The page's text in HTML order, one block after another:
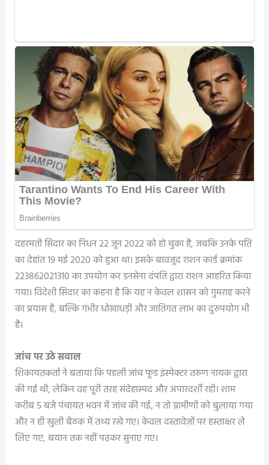
दहरमती सिदार का निधन 22 जून 2022 को हो चुका है, जबकि उनके पति
का देहांत 19 मई 2020 को हुआ था। इसके बावजूद राशन कार्ड क्रमांक
223862021310 का उपयोग कर डनसेना दंपति द्वारा राशन आहरित किया
गया। विदेशी सिदार का कहना है कि यह न केवल शासन को गुमराह करने
का प्रयास है, बल्कि गंभीर धोखाधड़ी और जातिगत लाभ का दुरुपयोग भी
है।
जांच पर उठे सवाल
शिकायतकर्ता ने बताया कि पहली जांच फूड इंस्पेक्टर तरुण नायक द्वारा
की गई थी, लेकिन वह पूरी तरह संदेहास्पद और अपारदर्शी रही। शाम
करीब 5 बजे पंचायत भवन में जांच की गई, न तो ग्रामीणों को बुलाया गया
और न ही खुली बैठक में तथ्य रखे गए। केवल दस्तावेज़ों पर हस्ताक्षर ले
लिए गए, बयान तक नहीं पढ़कर सुनाए गए।